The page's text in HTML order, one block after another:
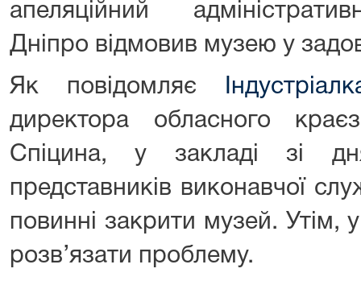
апеляційний
Дніпро відмовив музею у
Як повідомляє
директора обласного
Спіцина, у закладі зі
представників виконавчої
повинні закрити музей. Утім,
розв’язати проблему.